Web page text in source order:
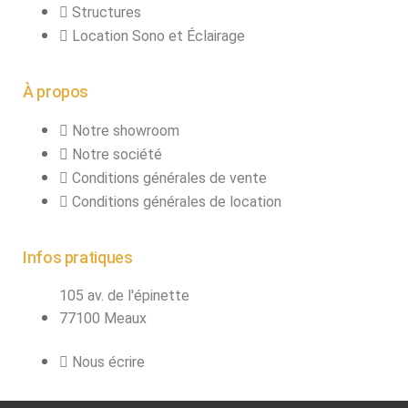
connecteurs
Structures, ponts
Structure pro alu
Structures
Location Sono et Éclairage
À propos
Notre showroom
Notre société
Conditions générales de vente
Conditions générales de location
Infos pratiques
105 av. de l'épinette
77100 Meaux
Nous écrire